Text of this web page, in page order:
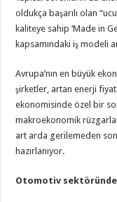
oldukça başarılı olan
kaliteye sahip ‘Made in
kapsamındaki iş modeli
Avrupa’nın en büyük
şirketler, artan enerji
ekonomisinde özel bir
makroekonomik
art arda gerilemeden
hazırlanıyor.
Otomotiv sektöründe